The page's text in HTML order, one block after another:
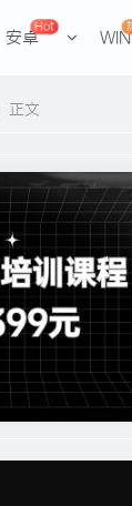
安卓
Hot
WIN
正文